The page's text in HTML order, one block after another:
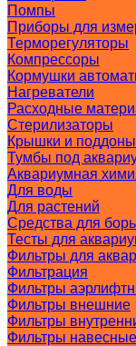
Помпы
Приборы для
Терморегуляторы
Компрессоры
Кормушки
Нагреватели
Расходные
Стерилизаторы
Крышки и
Тумбы под
Аквариумная
Для воды
Для растений
Средства для
Тесты для
Фильтры для
Фильтрация
Фильтры
Фильтры внешние
Фильтры
Фильтры навесные